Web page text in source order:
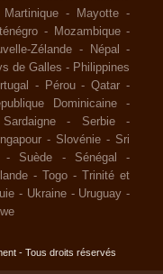
Martinique - Mayotte -
- Mozambique -
Zélande - Népal
-
de Galles - Philippines
- Pérou -Qatar -
Dominicaine
-
Sardaigne - Serbie
-
- Slovénie - Sri
- Suède - Sénégal
-
- Togo - Trinité et
- Ukraine - Uruguay -
- Tous droits réservés